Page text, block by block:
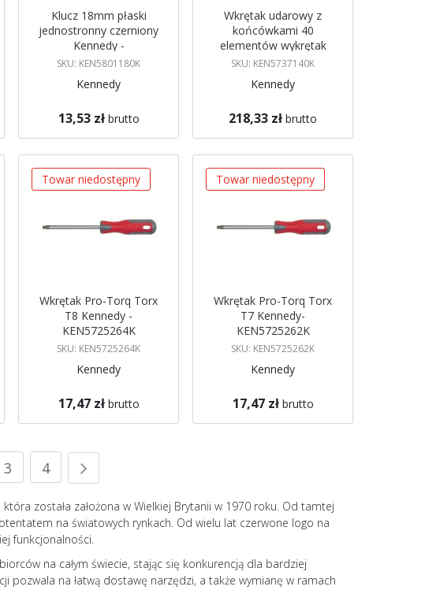
Klucz 18mm płaski
jednostronny czerniony
Kennedy -
KEN5801180K
SKU: KEN5801180K
Kennedy
13,53 zł brutto
Brak w magazynie
Powiadom mnie
Wkrętak udarowy z
końcówkami 40
elementów wykrętak
Kennedy -
SKU: KEN5737140K
Kennedy
218,33 zł brutto
Brak w magazynie
Powiadom mnie
Towar niedostępny
Wkrętak Pro-Torq Torx
T8 Kennedy -
KEN5725264K
SKU: KEN5725264K
Kennedy
17,47 zł brutto
Brak w magazynie
Towar niedostępny
Wkrętak Pro-Torq Torx
T7 Kennedy-
KEN5725262K
SKU: KEN5725262K
Kennedy
17,47 zł brutto
Brak w magazynie
stronę
Strona
3 Strona
4
została założona w Wielkiej Brytanii w 1970 roku. Od tamtej
na światowych rynkach. Od wielu lat czerwone logo na
funkcjonalności.
na całym świecie, stając się konkurencją dla bardziej
pozwala na łatwą dostawę narzędzi, a także wymianę w ramach